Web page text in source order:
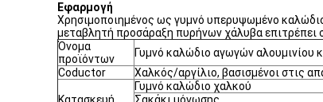
Εφαρμογή
Χρησιμοποιημένος ως γυμνό υπερυψωμένο
μεταβλητή προσάραξη πυρήνων χάλυβα επιτρέπει
Όνομα
προϊόντων
Γυμνό καλώδιο αγωγών
Coductor
Χαλκός/αργίλιο, βασισμένοι στις
Γυμνό καλώδιο χαλκού